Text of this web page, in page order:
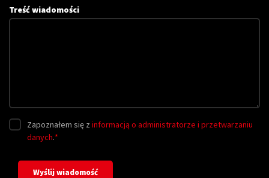
Treść wiadomości
Zapoznałem się z informacją o administratorze i przetwarzaniu
danych.*